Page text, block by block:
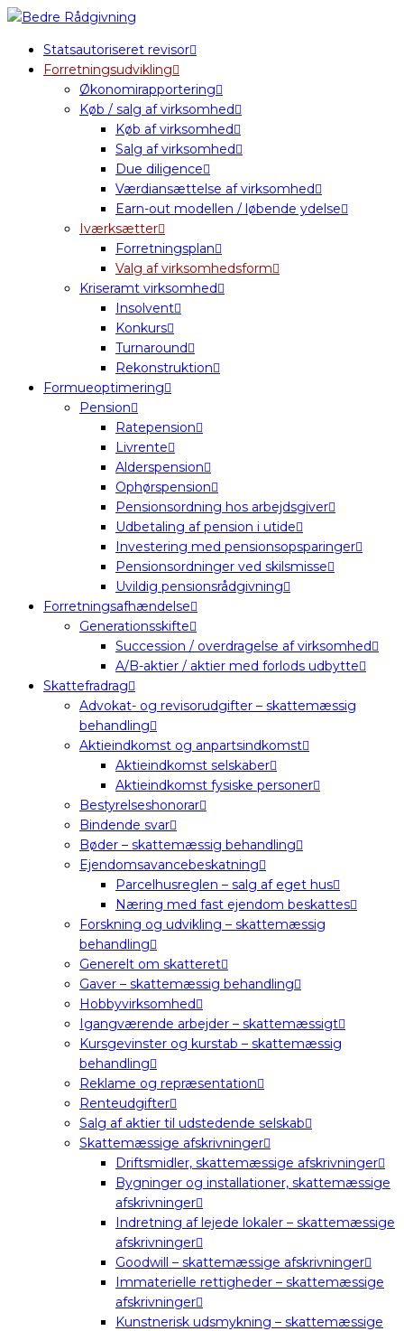
Statsautoriseret revisor
Forretningsudvikling
Økonomirapportering
Køb / salg af virksomhed
Køb af virksomhed
Salg af virksomhed
Due diligence
Værdiansættelse af virksomhed
Earn-out modellen / løbende ydelse
Iværksætter
Forretningsplan
Valg af virksomhedsform
Kriseramt virksomhed
Insolvent
Konkurs
Turnaround
Rekonstruktion
Formueoptimering
Pension
Ratepension
Livrente
Alderspension
Ophørspension
Pensionsordning hos arbejdsgiver
Udbetaling af pension i utide
Investering med pensionsopsparinger
Pensionsordninger ved skilsmisse
Uvildig pensionsrådgivning
Forretningsafhændelse
Generationsskifte
Succession / overdragelse af virksomhed
A/B-aktier / aktier med forlods udbytte
Skattefradrag
Advokat- og revisorudgifter – skattemæssig
behandling
Aktieindkomst og anpartsindkomst
Aktieindkomst selskaber
Aktieindkomst fysiske personer
Bestyrelseshonorar
Bindende svar
Bøder – skattemæssig behandling
Ejendomsavancebeskatning
Parcelhusreglen – salg af eget hus
Næring med fast ejendom beskattes
Forskning og udvikling – skattemæssig
behandling
Generelt om skatteret
Gaver – skattemæssig behandling
Hobbyvirksomhed
Igangværende arbejder – skattemæssigt
Kursgevinster og kurstab – skattemæssig
behandling
Reklame og repræsentation
Renteudgifter
Salg af aktier til udstedende selskab
Skattemæssige afskrivninger
Driftsmidler, skattemæssige afskrivninger
Bygninger og installationer, skattemæssige
afskrivninger
Indretning af lejede lokaler – skattemæssige
afskrivninger
Goodwill – skattemæssige afskrivninger
Immaterielle rettigheder – skattemæssige
afskrivninger
Kunstnerisk udsmykning – skattemæssige